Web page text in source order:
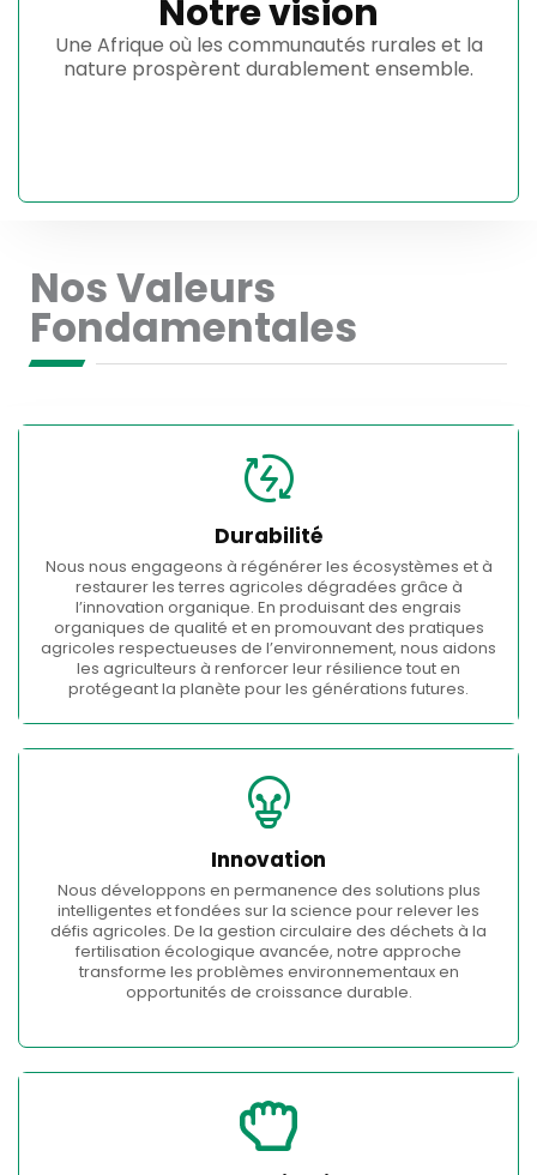
Notre vision
Une Afrique où les communautés rurales et la
nature prospèrent durablement ensemble.
Nos Valeurs
Fondamentales
Durabilité
Nous nous engageons à régénérer les écosystèmes et à
restaurer les terres agricoles dégradées grâce à
l’innovation organique. En produisant des engrais
organiques de qualité et en promouvant des pratiques
agricoles respectueuses de l’environnement, nous aidons
les agriculteurs à renforcer leur résilience tout en
protégeant la planète pour les générations futures.
Innovation
Nous développons en permanence des solutions plus
intelligentes et fondées sur la science pour relever les
défis agricoles. De la gestion circulaire des déchets à la
fertilisation écologique avancée, notre approche
transforme les problèmes environnementaux en
opportunités de croissance durable.